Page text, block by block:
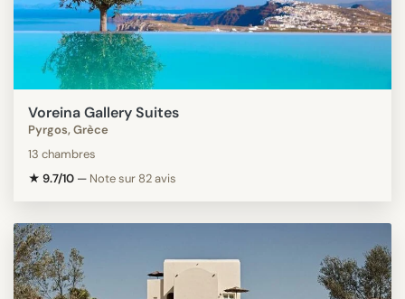
Voreina Gallery Suites
Pyrgos, Grèce
13 chambres
★ 9.7/10 — Note sur 82 avis